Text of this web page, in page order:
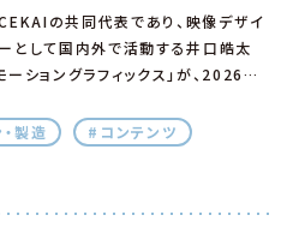
の共同代表であり、映像デザイ
として国内外で活動する井口皓太
ショングラフィックス」が、2026年5
ました。長年にわたり、グラフィック
現に取り組んできた井口氏が今回の
ィックスをもう一度グラフィックデ
製造
#コンテンツ